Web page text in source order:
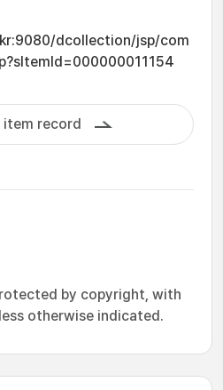
dcollection/jsp/com
item record
by copyright, with
otherwise indicated.